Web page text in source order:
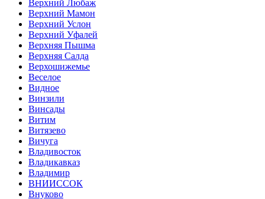
Верхний Любаж
Верхний Мамон
Верхний Услон
Верхний Уфалей
Верхняя Пышма
Верхняя Салда
Верхошижемье
Веселое
Видное
Винзили
Винсады
Витим
Витязево
Вичуга
Владивосток
Владикавказ
Владимир
ВНИИССОК
Внуково